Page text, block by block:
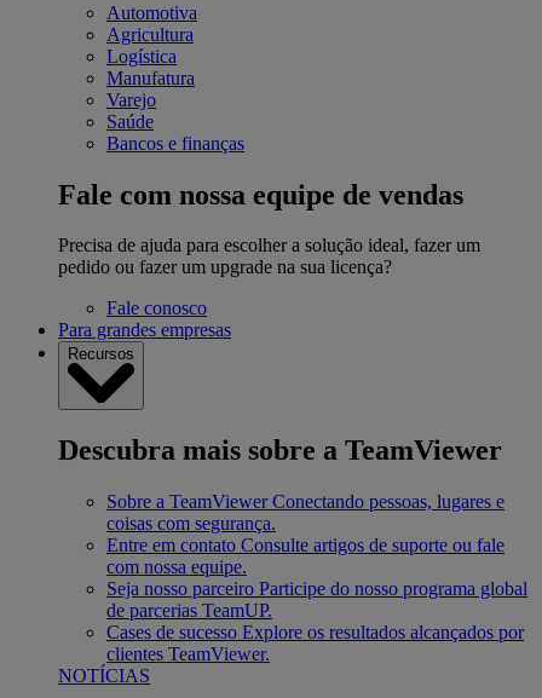
Automotiva
Agricultura
Logística
Manufatura
Varejo
Saúde
Bancos e finanças
Fale com nossa equipe de vendas
Precisa de ajuda para escolher a solução ideal, fazer um
pedido ou fazer um upgrade na sua licença?
Fale conosco
Para grandes empresas
Recursos
Descubra mais sobre a TeamViewer
Sobre a TeamViewer Conectando pessoas, lugares e
coisas com segurança.
Entre em contato Consulte artigos de suporte ou fale
com nossa equipe.
Seja nosso parceiro Participe do nosso programa global
de parcerias TeamUP.
Cases de sucesso Explore os resultados alcançados por
clientes TeamViewer.
NOTÍCIAS